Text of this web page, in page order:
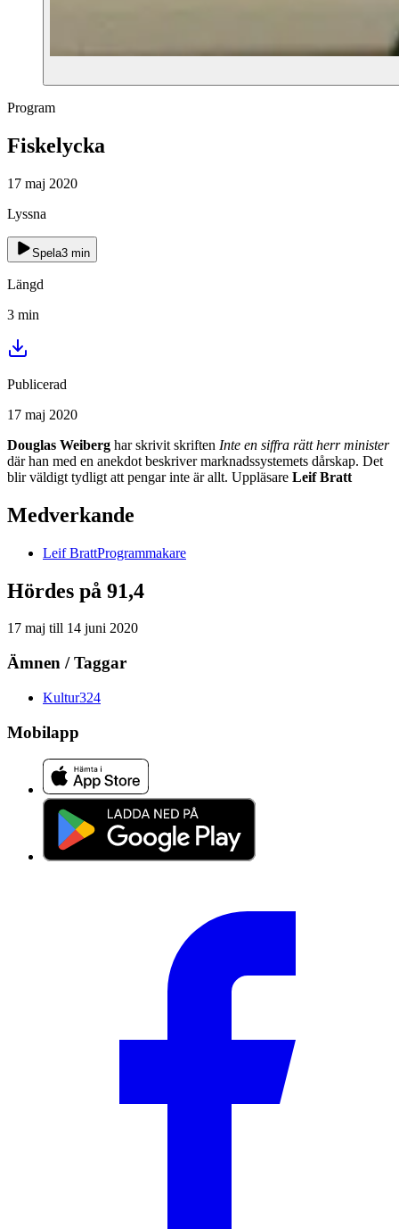
Program
Fiskelycka
17 maj 2020
Lyssna
Spela3 min
Längd
3 min
Publicerad
17 maj 2020
Douglas Weiberg har skrivit skriften Inte en siffra rätt herr minister
där han med en anekdot beskriver marknadssystemets dårskap. Det
blir väldigt tydligt att pengar inte är allt. Uppläsare Leif Bratt
Medverkande
Leif BrattProgrammakare
Hördes på 91,4
17 maj till 14 juni 2020
Ämnen / Taggar
Kultur324
Mobilapp